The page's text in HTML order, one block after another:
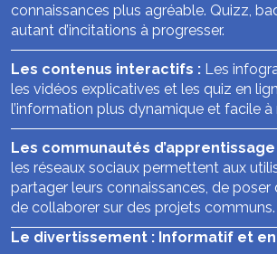
connaissances plus agréable. Quizz,
autant d’incitations à progresser.
Les contenus interactifs : Les
les vidéos explicatives et les quiz en
l’information plus dynamique et facile à
Les communautés d’apprentissage
les réseaux sociaux permettent aux
partager leurs connaissances, de
de collaborer sur des projets communs.
Le divertissement : Informatif et